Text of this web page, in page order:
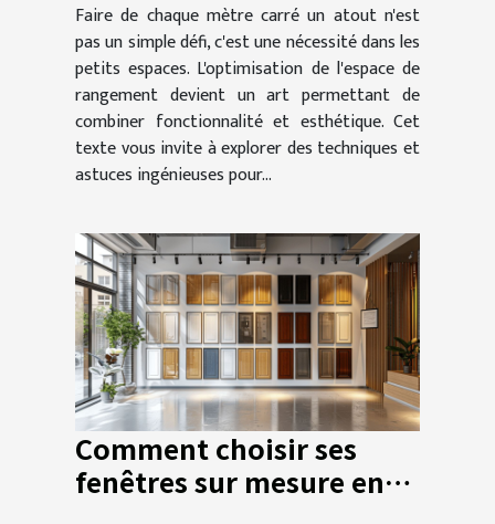
techniques et astuces
Faire de chaque mètre carré un atout n'est
pas un simple défi, c'est une nécessité dans les
petits espaces. L'optimisation de l'espace de
rangement devient un art permettant de
combiner fonctionnalité et esthétique. Cet
texte vous invite à explorer des techniques et
astuces ingénieuses pour...
Comment choisir ses
fenêtres sur mesure en